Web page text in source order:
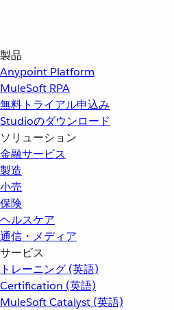
製品
Anypoint Platform
MuleSoft RPA
無料トライアル申込み
Studioのダウンロード
ソリューション
金融サービス
製造
小売
保険
ヘルスケア
通信・メディア
サービス
トレーニング (英語)
Certification (英語)
MuleSoft Catalyst (英語)